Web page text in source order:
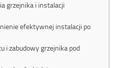
grzejnika i instalacji
efektywnej instalacji po
i zabudowy grzejnika pod